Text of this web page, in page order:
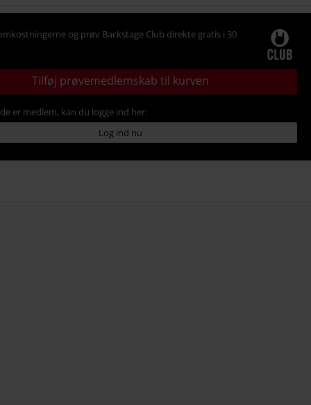
og prøv Backstage Club direkte gratis i 30
Tilføj prøvemedlemskab til kurven
er medlem, kan du logge ind her:
Log ind nu